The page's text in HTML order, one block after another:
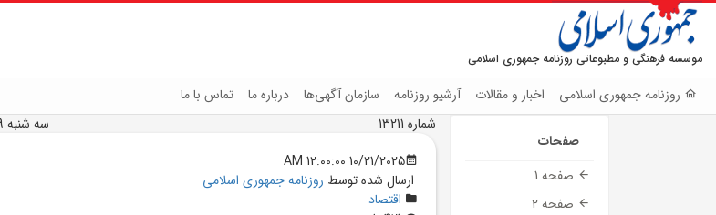
موسسه فرهنگی و مطبوعاتی روزنامه جمهوری اسلامی
روزنامه جمهوری اسلامی اخبار و مقالات آرشیو روزنامه سازمان آگهی‌ها درباره ما تماس با ما
صفحات
صفحه 1
صفحه 2
شماره 13211
سه شنبه 1404/07/29
10/21/2025 12:00:00 AM
ارسال شده توسط روزنامه جمهوری اسلامی
اقتصاد